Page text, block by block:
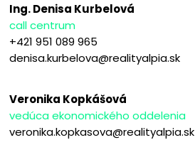
Ing. Denisa Kurbelová
call centrum
+421 951 089 965
denisa.kurbelova@realityalpia.sk
Veronika Kopkášová
vedúca ekonomického oddelenia
veronika.kopkasova@realityalpia.sk